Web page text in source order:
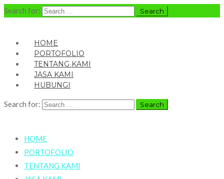
Search for:
HOME
PORTOFOLIO
TENTANG KAMI
JASA KAMI
HUBUNGI
Search for:
HOME
PORTOFOLIO
TENTANG KAMI